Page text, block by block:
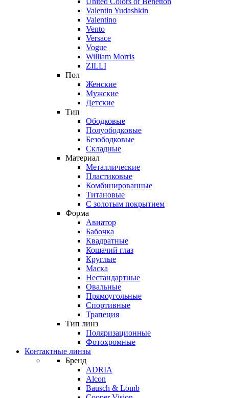
Valentin Yudashkin
Valentino
Vento
Versace
Vogue
William Morris
ZILLI
Пол
Женские
Мужские
Детские
Тип
Ободковые
Полуободковые
Безободковые
Складные
Материал
Металлические
Пластиковые
Комбинированные
Титановые
С золотым покрытием
Форма
Авиатор
Бабочка
Квадратные
Кошачий глаз
Круглые
Маска
Нестандартные
Овальные
Прямоугольные
Спортивные
Трапеция
Тип линз
Поляризационные
Фотохромные
Контактные линзы
Бренд
ADRIA
Alcon
Bausch & Lomb